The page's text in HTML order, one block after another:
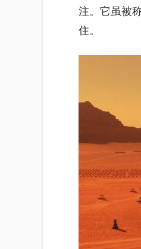
注。它虽被
住。